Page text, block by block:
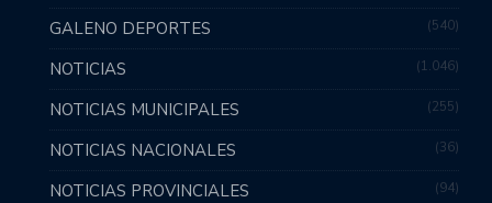
GALENO DEPORTES 540
NOTICIAS 1.046
NOTICIAS MUNICIPALES 255
NOTICIAS NACIONALES 36
NOTICIAS PROVINCIALES 94